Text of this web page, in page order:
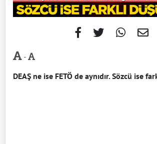
-
DEAŞ ne ise FETÖ de aynıdır.Sözcü ise